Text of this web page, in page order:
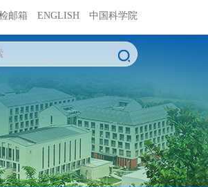
邮箱 ENGLISH 中国科学院